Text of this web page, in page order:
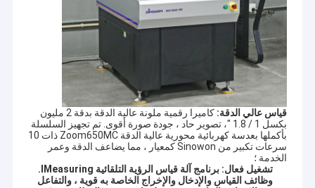
قياس عالي الدقة:
كاميرا رقمية ملونة عالية الدقة بدقة 2 مليون
بكسل 1 / 1.8 "، تصوير حاد ، جودة صورة أقوى. تم تجهيز السلسلة
بأكملها بعدسة كهربائية محورية عالية الدقة Zoom650MC ذات 10
سرعات تكبير من Sinowon كمعيار ، مما يضاعف الدقة وعمر
الخدمة ؛
تشغيل فعال:
برنامج آلة قياس الرؤية التلقائية IMeasuring.
وظائف القياس والإدخال والإخراج الخاصة به قوية ، والتفاعل